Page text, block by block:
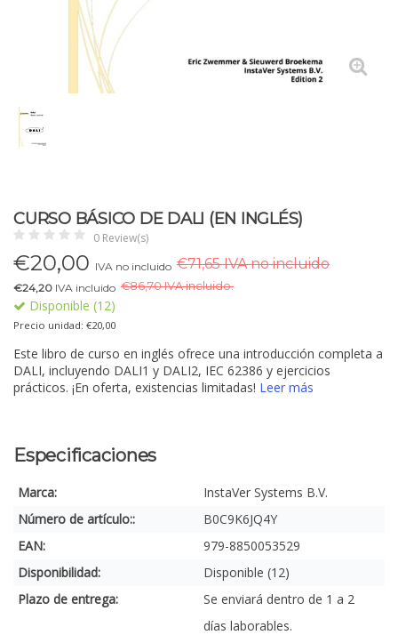
CURSO BÁSICO DE DALI (EN INGLÉS)
0 Review(s)
€20,00 IVA no incluido €71,65 IVA no incluido
€24,20 IVA incluido €86,70 IVA incluido.
Disponible (12)
Precio unidad: €20,00
Este libro de curso en inglés ofrece una introducción completa a
DALI, incluyendo DALI1 y DALI2, IEC 62386 y ejercicios
prácticos. ¡En oferta, existencias limitadas! Leer más
Especificaciones
Marca:
InstaVer Systems B.V.
Número de artículo::
B0C9K6JQ4Y
EAN:
979-8850053529
Disponibilidad:
Disponible (12)
Plazo de entrega:
Se enviará dentro de 1 a 2
días laborables.